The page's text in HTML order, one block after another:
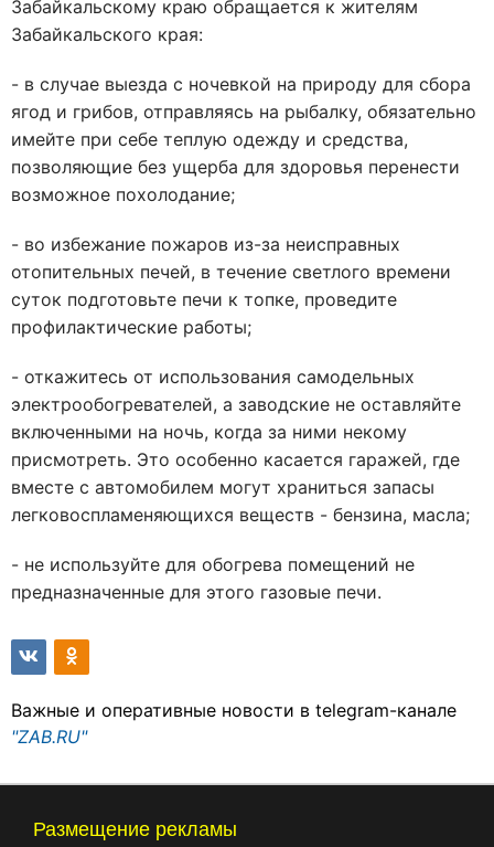
Забайкальскому краю обращается к жителям
Забайкальского края:
- в случае выезда с ночевкой на природу для сбора
ягод и грибов, отправляясь на рыбалку, обязательно
имейте при себе теплую одежду и средства,
позволяющие без ущерба для здоровья перенести
возможное похолодание;
- во избежание пожаров из-за неисправных
отопительных печей, в течение светлого времени
суток подготовьте печи к топке, проведите
профилактические работы;
- откажитесь от использования самодельных
электрообогревателей, а заводские не оставляйте
включенными на ночь, когда за ними некому
присмотреть. Это особенно касается гаражей, где
вместе с автомобилем могут храниться запасы
легковоспламеняющихся веществ - бензина, масла;
- не используйте для обогрева помещений не
предназначенные для этого газовые печи.
Важные и оперативные новости в telegram-канале
"ZAB.RU"
Размещение рекламы